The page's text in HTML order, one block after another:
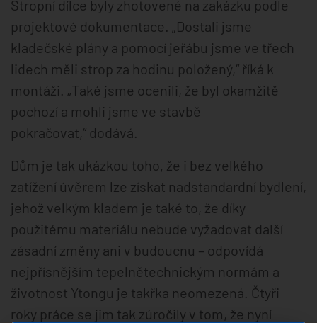
Stropní dílce byly zhotovené na zakázku podle
projektové dokumentace. „Dostali jsme
kladečské plány a pomocí jeřábu jsme ve třech
lidech měli strop za hodinu položený,“ říká k
montáži. „Také jsme ocenili, že byl okamžitě
pochozí a mohli jsme ve stavbě
pokračovat,“ dodává.
Dům je tak ukázkou toho, že i bez velkého
zatížení úvěrem lze získat nadstandardní bydlení,
jehož velkým kladem je také to, že díky
použitému materiálu nebude vyžadovat další
zásadní změny ani v budoucnu – odpovídá
nejpřísnějším tepelnětechnickým normám a
životnost Ytongu je takřka neomezená. Čtyři
roky práce se jim tak zúročily v tom, že nyní